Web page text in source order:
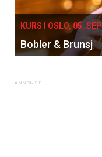
KURS I OSLO, 05.
Bobler & Brunsj